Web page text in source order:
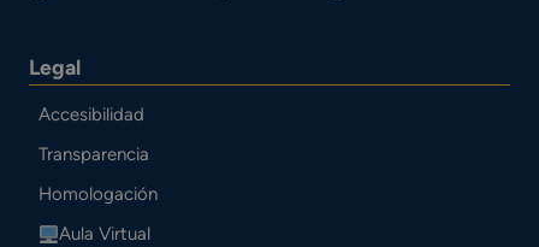
Legal
Accesibilidad
Transparencia
Homologación
Aula Virtual